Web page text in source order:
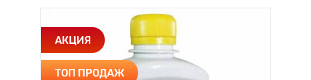
АКЦИЯ
ТОП ПРОДАЖ